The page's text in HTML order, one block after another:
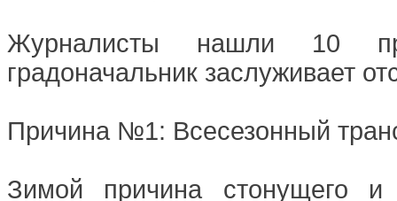
Журналисты нашли 10
градоначальник заслуживает
Причина №1: Всесезонный
Зимой причина стонущего